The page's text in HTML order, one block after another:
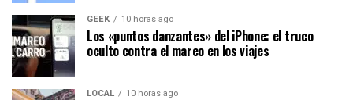
GEEK 10 horas ago
Los «puntos danzantes» del iPhone: el truco
oculto contra el mareo en los viajes
LOCAL 10 horas ago